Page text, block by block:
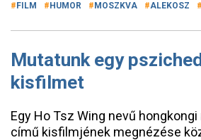
FILM HUMOR MOSZKVA ALEKOSZ
Mutatunk egy
kisfilmet
Egy Ho Tsz Wing nevű
című kisfilmjének megnézése